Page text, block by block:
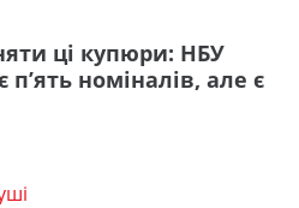
ці купюри: НБУ
номіналів, але є